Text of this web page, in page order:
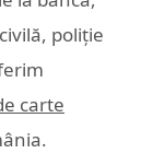
poliție
carte